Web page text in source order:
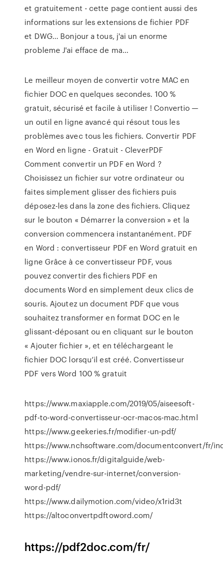
et gratuitement - cette page contient aussi des
informations sur les extensions de fichier PDF
et DWG... Bonjour a tous, j'ai un enorme
probleme J'ai efface de ma…
Le meilleur moyen de convertir votre MAC en
fichier DOC en quelques secondes. 100 %
gratuit, sécurisé et facile à utiliser ! Convertio —
un outil en ligne avancé qui résout tous les
problèmes avec tous les fichiers. Convertir PDF
en Word en ligne - Gratuit - CleverPDF
Comment convertir un PDF en Word ?
Choisissez un fichier sur votre ordinateur ou
faites simplement glisser des fichiers puis
déposez-les dans la zone des fichiers. Cliquez
sur le bouton « Démarrer la conversion » et la
conversion commencera instantanément. PDF
en Word : convertisseur PDF en Word gratuit en
ligne Grâce à ce convertisseur PDF, vous
pouvez convertir des fichiers PDF en
documents Word en simplement deux clics de
souris. Ajoutez un document PDF que vous
souhaitez transformer en format DOC en le
glissant-déposant ou en cliquant sur le bouton
« Ajouter fichier », et en téléchargeant le
fichier DOC lorsqu’il est créé. Convertisseur
PDF vers Word 100 % gratuit
https://www.maxiapple.com/2019/05/aiseesoft-
pdf-to-word-convertisseur-ocr-macos-mac.html
https://www.geekeries.fr/modifier-un-pdf/
https://www.nchsoftware.com/documentconvert/fr/
https://www.ionos.fr/digitalguide/web-
marketing/vendre-sur-internet/conversion-
word-pdf/
https://www.dailymotion.com/video/x1rid3t
https://altoconvertpdftoword.com/
https://pdf2doc.com/fr/